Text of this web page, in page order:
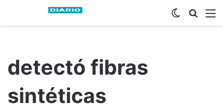
Buscar
Switch skin
detectó fibras
sintéticas